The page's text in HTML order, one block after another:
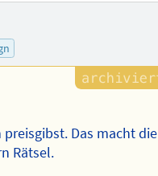
Das macht die
Rätsel.